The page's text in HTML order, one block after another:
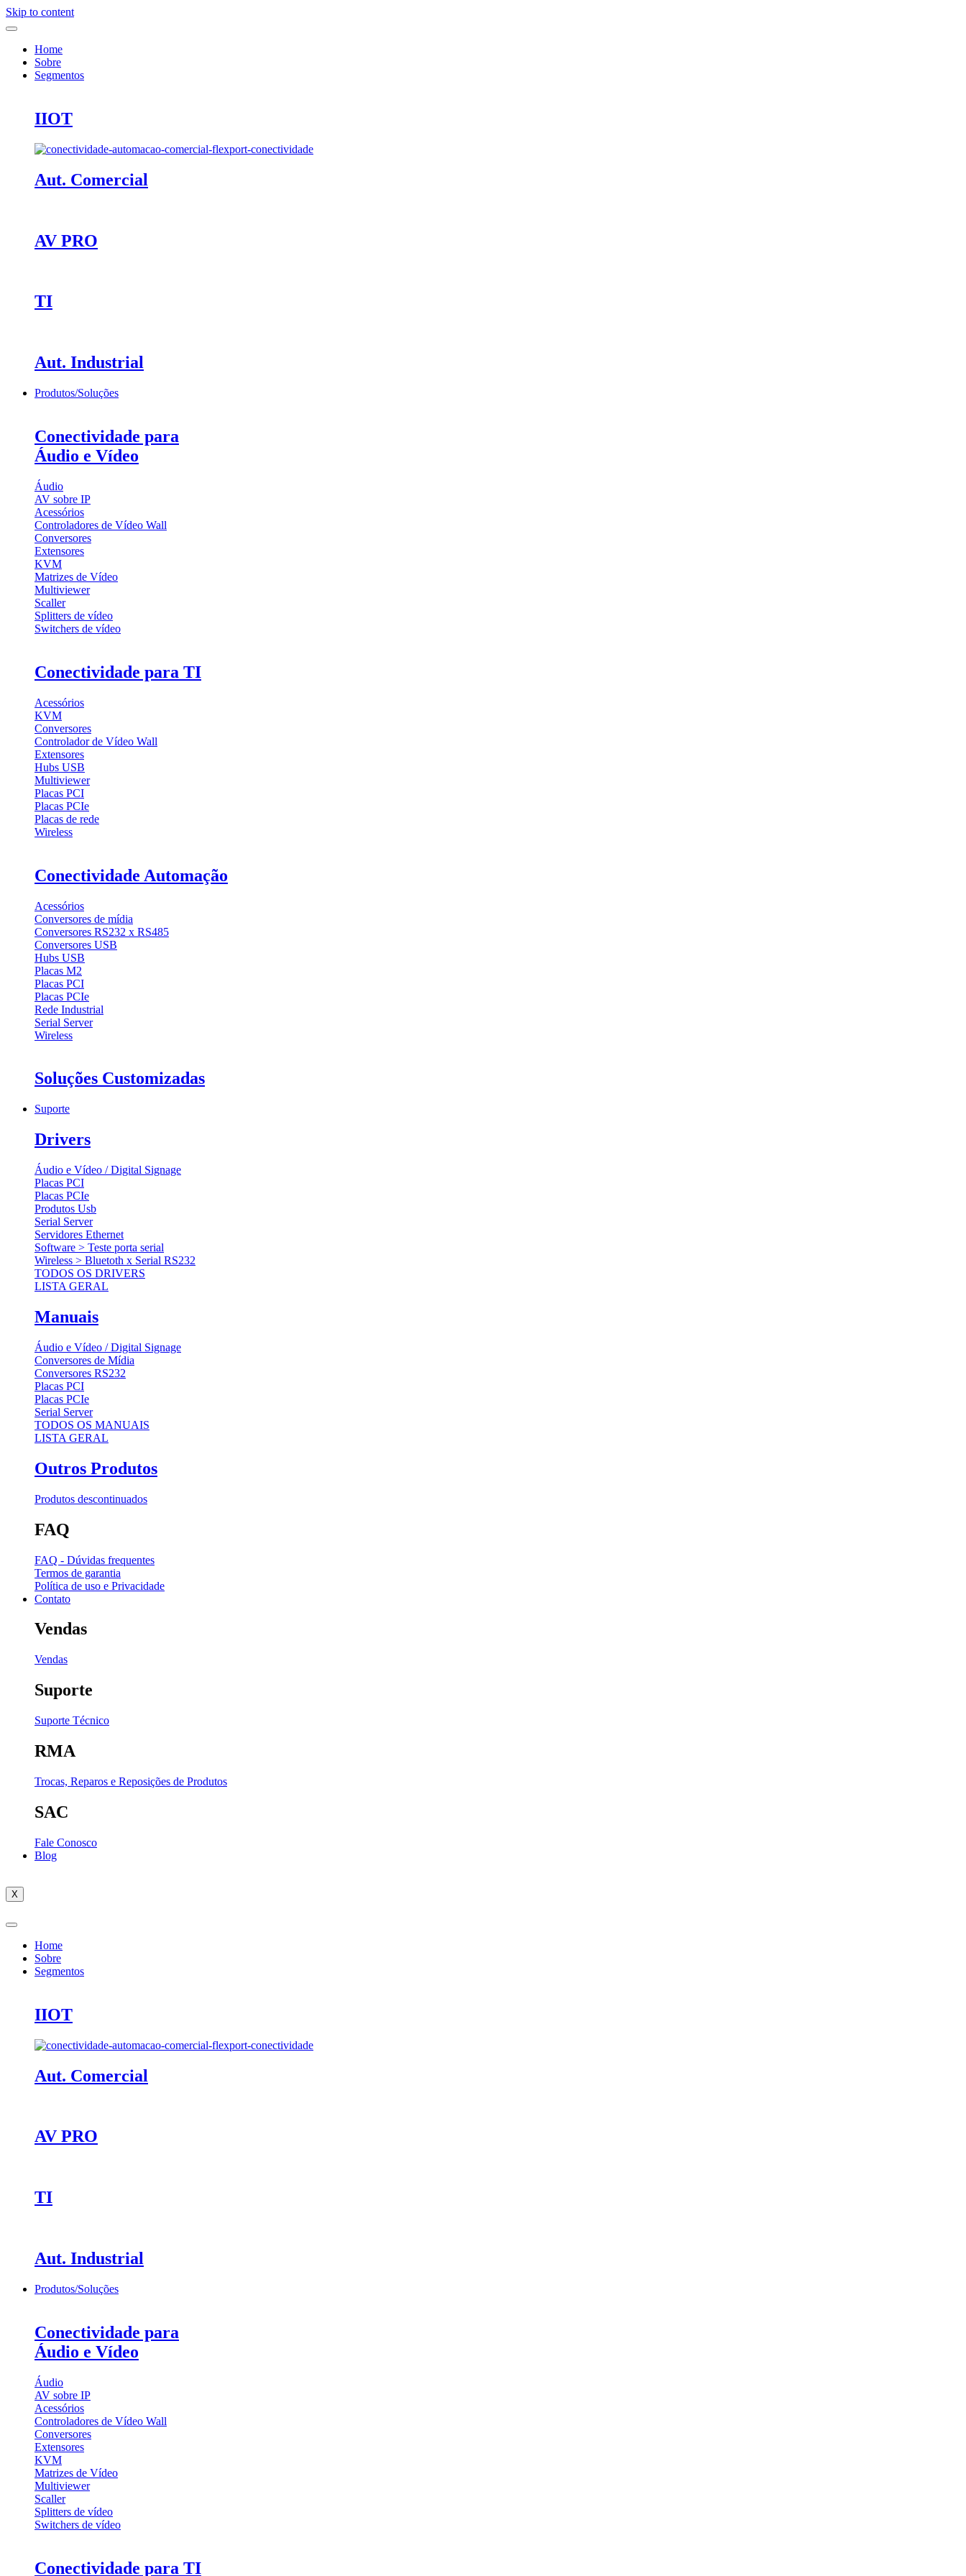
Skip to content
Home
Sobre
Segmentos
IIOT
Aut. Comercial
AV PRO
TI
Aut. Industrial
Produtos/Soluções
Conectividade para
Áudio e Vídeo
Áudio
AV sobre IP
Acessórios
Controladores de Vídeo Wall
Conversores
Extensores
KVM
Matrizes de Vídeo
Multiviewer
Scaller
Splitters de vídeo
Switchers de vídeo
Conectividade para TI
Acessórios
KVM
Conversores
Controlador de Vídeo Wall
Extensores
Hubs USB
Multiviewer
Placas PCI
Placas PCIe
Placas de rede
Wireless
Conectividade Automação
Acessórios
Conversores de mídia
Conversores RS232 x RS485
Conversores USB
Hubs USB
Placas M2
Placas PCI
Placas PCIe
Rede Industrial
Serial Server
Wireless
Soluções Customizadas
Suporte
Drivers
Áudio e Vídeo / Digital Signage
Placas PCI
Placas PCIe
Produtos Usb
Serial Server
Servidores Ethernet
Software > Teste porta serial
Wireless > Bluetoth x Serial RS232
TODOS OS DRIVERS
LISTA GERAL
Manuais
Áudio e Vídeo / Digital Signage
Conversores de Mídia
Conversores RS232
Placas PCI
Placas PCIe
Serial Server
TODOS OS MANUAIS
LISTA GERAL
Outros Produtos
Produtos descontinuados
FAQ
FAQ - Dúvidas frequentes
Termos de garantia
Política de uso e Privacidade
Contato
Vendas
Vendas
Suporte
Suporte Técnico
RMA
Trocas, Reparos e Reposições de Produtos
SAC
Fale Conosco
Blog
X
Home
Sobre
Segmentos
IIOT
Aut. Comercial
AV PRO
TI
Aut. Industrial
Produtos/Soluções
Conectividade para
Áudio e Vídeo
Áudio
AV sobre IP
Acessórios
Controladores de Vídeo Wall
Conversores
Extensores
KVM
Matrizes de Vídeo
Multiviewer
Scaller
Splitters de vídeo
Switchers de vídeo
Conectividade para TI